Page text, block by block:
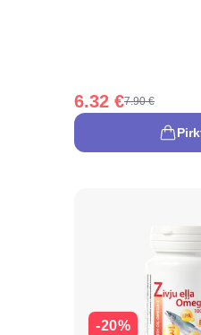
6.32 €7.90 €
-20%